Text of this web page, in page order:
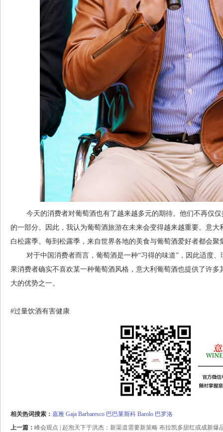
今天的消费者对葡萄酒也有了越来越多元的期待。他们不再仅仅
的一部分。因此，我认为葡萄酒旅游在未来会变得越来越重要。意
白松露季。每到松露季，来自世界各地的美食与葡萄酒爱好者都会
对于中国消费者而言，葡萄酒是一种“习得的味道”，因此适度、
果消费者确实不喜欢某一种葡萄酒风格，意大利葡萄酒也提供了许
大的优势之一。
#过量饮酒有害健康
相关热词搜索： 嘉雅 Gaja Barbaresco 巴巴莱斯科 Barolo 巴罗洛
上一篇： 峰会观点 | 起泡天下于洪杰：新渠道需要新策略 布拉凯多甜红或成新爆